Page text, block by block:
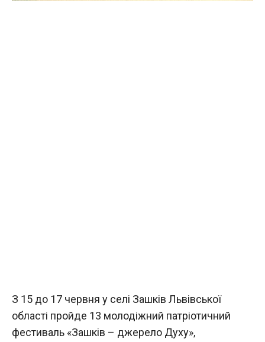
З 15 до 17 червня у селі Зашків Львівської
області пройде 13 молодіжний патріотичний
фестиваль «Зашків – джерело Духу»,